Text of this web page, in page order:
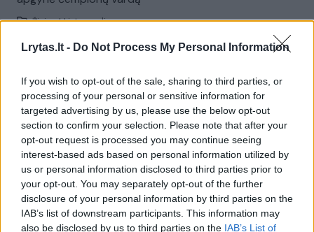
Lrytas.lt - Do Not Process My Personal Information
If you wish to opt-out of the sale, sharing to third parties, or
processing of your personal or sensitive information for
targeted advertising by us, please use the below opt-out
section to confirm your selection. Please note that after your
opt-out request is processed you may continue seeing
interest-based ads based on personal information utilized by
us or personal information disclosed to third parties prior to
your opt-out. You may separately opt-out of the further
disclosure of your personal information by third parties on the
IAB’s list of downstream participants. This information may
also be disclosed by us to third parties on the IAB’s List of
Žinios | Lietuvos diena
Žiūrimiausi įrašai
00:00:30
Vaizdai iš tragiškos avarijos Vilniaus r.: dviejų moterų ir
vaiko gyvybių išgelbėti nepavyko
Žinios | Lietuvos diena